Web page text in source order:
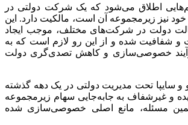
اطلاق می‌شود که یک شرکت دولتی در
نیز زیرمجموعه آن است، مالکیت دارد. این
دولت در شرکت‌های مختلف، موجب ایجاد
و شفافیت شده و از این رو لازم است که به
خصوصی‌سازی و کاهش تصدی‌گری دولت
و سایپا تحت مدیریت دولتی در یک دهه گذشته
و غیرشفاف به جابه‌جایی سهام زیرمجموعه
مسئله، مانع اصلی خصوصی‌سازی شده